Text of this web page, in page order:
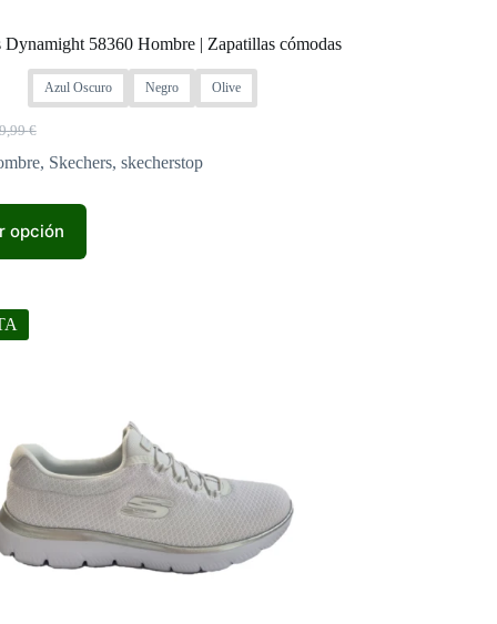
Dynamight 58360 Hombre | Zapatillas cómodas
Azul Oscuro Negro Olive
€
, Skechers, skecherstop
opción